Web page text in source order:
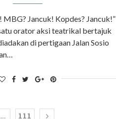
MBG? Jancuk! Kopdes? Jancuk!”
orator aksi teatrikal bertajuk
di pertigaan Jalan Sosio
… 111